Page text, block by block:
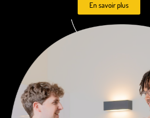
En savoir plus